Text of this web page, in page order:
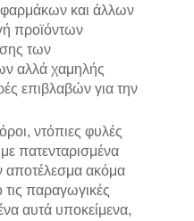
φαρμάκων και άλλων
προϊόντων
των
αλλά χαμηλής
επιβλαβών για την
ντόπιες φυλές
πατενταρισμένα
αποτέλεσμα ακόμα
παραγωγικές
αυτά υποκείμενα,